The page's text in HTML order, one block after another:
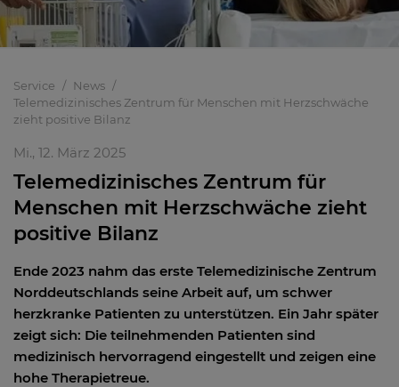
Service
News
Telemedizinisches Zentrum für Menschen mit Herzschwäche
zieht positive Bilanz
Mi., 12. März 2025
Telemedizinisches Zentrum für
Menschen mit Herzschwäche zieht
positive Bilanz
Ende 2023 nahm das erste Telemedizinische Zentrum
Norddeutschlands seine Arbeit auf, um schwer
herzkranke Patienten zu unterstützen. Ein Jahr später
zeigt sich: Die teilnehmenden Patienten sind
medizinisch hervorragend eingestellt und zeigen eine
hohe Therapietreue.